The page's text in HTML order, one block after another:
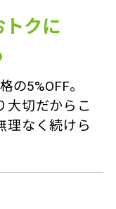
トクに
の5%OFF。
大切だからこ
理なく続けら